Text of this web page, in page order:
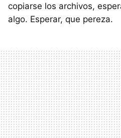
copiarse los archivos,
algo. Esperar, que pereza.